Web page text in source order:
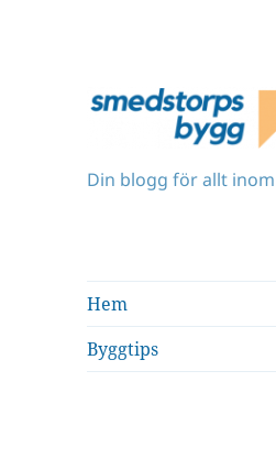
Din blogg för allt
Hem
Byggtips